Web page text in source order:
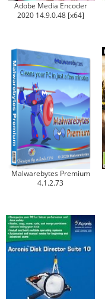
Adobe Media Encoder
2020 14.9.0.48 [x64]
Malwarebytes Premium
4.1.2.73